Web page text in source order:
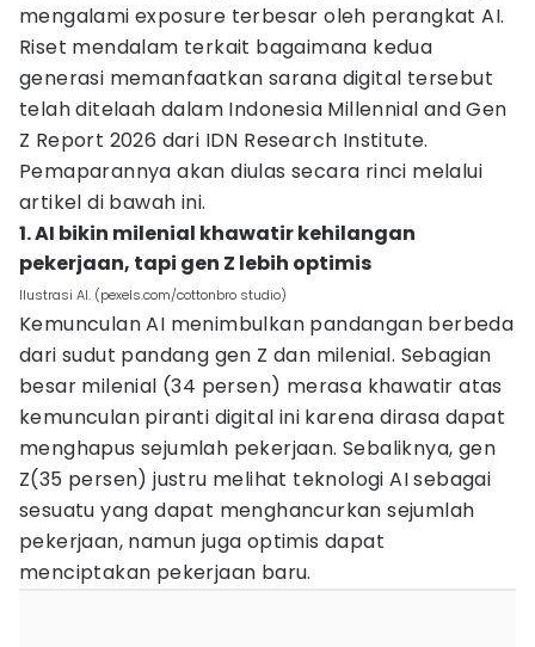
mengalami exposure terbesar oleh perangkat AI.
Riset mendalam terkait bagaimana kedua
generasi memanfaatkan sarana digital tersebut
telah ditelaah dalam Indonesia Millennial and Gen
Z Report 2026 dari IDN Research Institute.
Pemaparannya akan diulas secara rinci melalui
artikel di bawah ini.
1. AI bikin milenial khawatir kehilangan
pekerjaan, tapi gen Z lebih optimis
Ilustrasi AI. (pexels.com/cottonbro studio)
Kemunculan AI menimbulkan pandangan berbeda
dari sudut pandang gen Z dan milenial. Sebagian
besar milenial (34 persen) merasa khawatir atas
kemunculan piranti digital ini karena dirasa dapat
menghapus sejumlah pekerjaan. Sebaliknya, gen
Z(35 persen) justru melihat teknologi AI sebagai
sesuatu yang dapat menghancurkan sejumlah
pekerjaan, namun juga optimis dapat
menciptakan pekerjaan baru.